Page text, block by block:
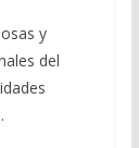
y
del